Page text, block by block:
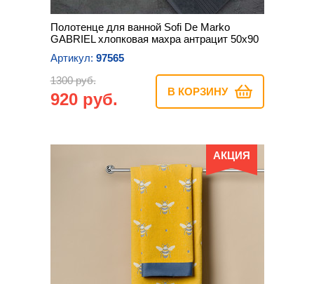
Полотенце для ванной Sofi De Marko
GABRIEL хлопковая махра антрацит 50х90
Артикул: 97565
1300 руб.
920 руб. В КОРЗИНУ
АКЦИЯ